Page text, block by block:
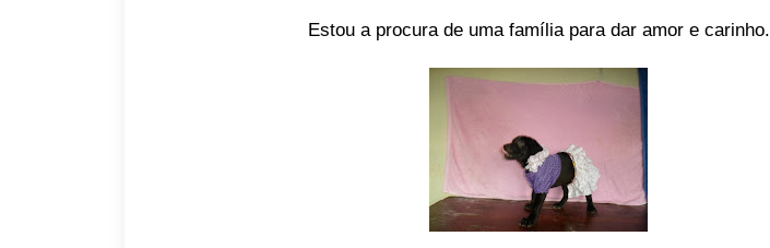
Estou a procura de uma família para dar amor e carinho.